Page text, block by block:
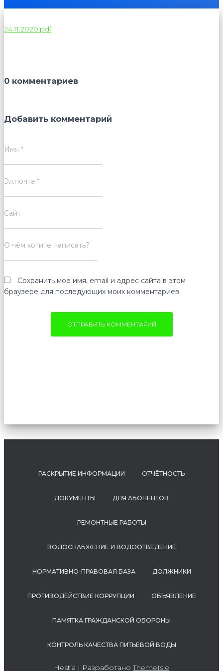
24.11.2020.pdf
0 комментариев
Добавить комментарий
Имя *
Эл.почта *
Сайт
О чём хотите написать?
Сохранить моё имя, email и адрес сайта в этом
браузере для последующих моих комментариев.
РАСКРЫТИЕ ИНФОРМАЦИИ ОТЧЁТНОСТЬ
ДОКУМЕНТЫ ДЛЯ АБОНЕНТОВ
РЕМОНТНЫЕ РАБОТЫ
ВОДОСНАБЖЕНИЕ И ВОДООТВЕДЕНИЕ
НОРМАТИВНО-ПРАВОВАЯ БАЗА ДОЛЖНИКИ
ПРОТИВОДЕЙСТВИЕ КОРРУПЦИИ ОБЪЯВЛЕНИЕ
ПАМЯТКА ГРАЖДАНСКОЙ ОБОРОНЫ
КОНТРОЛЬ КАЧЕСТВА ПИТЬЕВОЙ ВОДЫ
Hestia | РазработаноThemeIsle